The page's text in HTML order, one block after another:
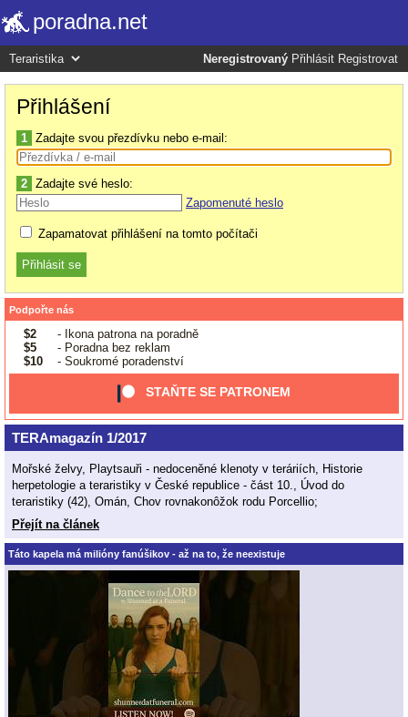
poradna.net
Neregistrovaný Přihlásit Registrovat
Přihlášení
1 Zadajte svou přezdívku nebo e-mail:
2 Zadajte své heslo:
Zapomenuté heslo
Zapamatovat přihlášení na tomto počítači
Podpořte nás
$2
- Ikona patrona na poradně
$5
- Poradna bez reklam
$10
- Soukromé poradenství
STAŇTE SE PATRONEM
TERAmagazín 1/2017
Mořské želvy, Playtsauři - nedoceněné klenoty v teráriích, Historie
herpetologie a teraristiky v České republice - část 10., Úvod do
teraristiky (42), Omán, Chov rovnakonôžok rodu Porcellio;
Přejít na článek
Táto kapela má milióny fanúšikov - až na to, že neexistuje